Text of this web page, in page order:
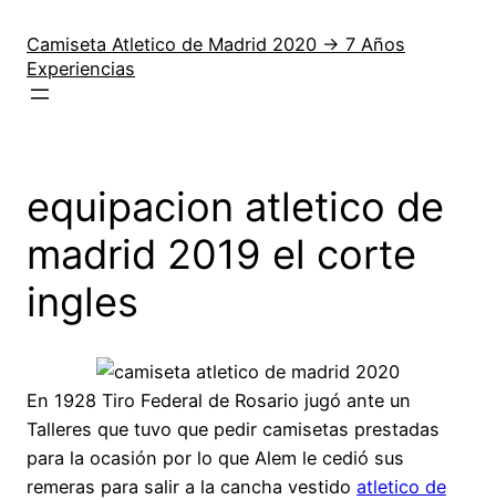
contenido
Camiseta Atletico de Madrid 2020 → 7 Años
Experiencias
equipacion atletico de
madrid 2019 el corte
ingles
En 1928 Tiro Federal de Rosario jugó ante un
Talleres que tuvo que pedir camisetas prestadas
para la ocasión por lo que Alem le cedió sus
remeras para salir a la cancha vestido atletico de